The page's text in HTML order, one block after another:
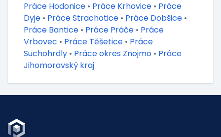
Práce Hodonice • Práce Krhovice • Práce
Dyje • Práce Strachotice • Práce Dobšice •
Práce Bantice • Práce Práče • Práce
Vrbovec • Práce Těšetice • Práce
Suchohrdly • Práce okres Znojmo • Práce
Jihomoravský kraj